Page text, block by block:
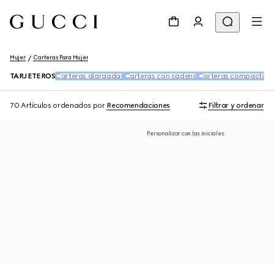
Mujer Carteras Para Mujer
TARJETEROS Carteras alargadas Carteras con cadena Carteras compactas
70 Artículos ordenados por Recomendaciones Filtrar y ordenar
Personalizar con las iniciales